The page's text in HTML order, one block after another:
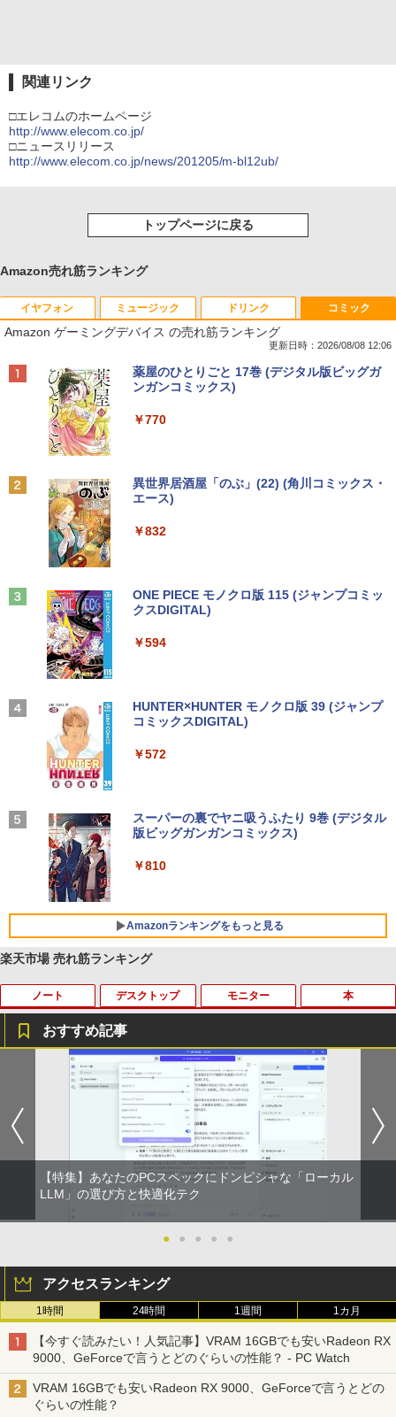
関連リンク
□エレコムのホームページ
http://www.elecom.co.jp/
□ニュースリリース
http://www.elecom.co.jp/news/201205/m-bl12ub/
トップページに戻る
Amazon売れ筋ランキング
イヤフォン
Anker Soundcore P40i オフホワイト
Anker Soundcore P31i ブラック
Anker Soundcore Liberty 5 ミッドナイトブ
ラック
￥14,990
【2026年アップグレード版】AOKIMI ワイヤ
レスイヤホン bluetooth イヤホン V12 小型
るーとゅーす コードレス ENCノイズキャン
￥1,964
リング ANC 36時間再生
￥3,480
ミュージック
BRUCE WAYNE feat. Flo Milli, ATL Jacob
[Explicit]
￥250
BRUCE WAYNE feat. Flo Milli, ATL Jacob
[Explicit]
￥250
On My Road (Stadium ver.)
On My Road (Stadium ver.)
BUGS LIFE
ドリンク
by Amazon 天然水 ラベルレス 500ml ×24本
富士山の天然水 バナジウム含有 水 ミネラル
ットル (Smart Basic)
【Amazon.co.jp限定】 い・ろ・は・す 2L P
by Amazon 天然水ラベルレス 2L×9本
￥1,117
by Amazon 炭酸水 ラベルレス 500ml ×24本
art Basic)
コカ・コーラ やかんの麦茶 from 爽健美茶 ラ
コミック
Amazon ゲーミングデバイス の売れ筋ランキング
更新日時：2026/08/08 12:06
薬屋のひとりごと 17巻 (デジタル版ビッグガ
ンガンコミックス)
￥770
異世界居酒屋「のぶ」(22) (角川コミックス・
エース)
￥832
ONE PIECE モノクロ版 115 (ジャンプコミッ
クスDIGITAL)
￥594
HUNTER×HUNTER モノクロ版 39 (ジャンプ
コミックスDIGITAL)
￥572
スーパーの裏でヤニ吸うふたり 9巻 (デジタル
版ビッグガンガンコミックス)
￥810
Amazonランキングをもっと見る
楽天市場 売れ筋ランキング
ノート
【期間限定破格金額！】新生活 新古品 W
in11搭載 パソコンノートパソコンoffice
付き 初心者向けノートPC 初期設定済 1
5.6型 インテル高速CPU ランダムで発送
メモリ4GB～ 高速SSD1TB 最大 フルHD
Webカメラ zoom 軽量薄型 無線 型番更
新で在庫処分
￥9,980
5U 1.6GHz/8GB/256GB(SSD)/12.1W/W
UXGA(1920x1200)/Win11 外装割れあり
【中古】【20260729】
￥12,300
3
Panasonic Let's note CF-SZ6/12.1型F
デスクトップ
【Dell Core-i7 & 24インチ2台液晶PCセ
ット】intel Core i7-7700、RAM:16G
B、SSD:選択可能(256GBor512GBor1T
B)/フルHD（1920x1080）液晶モニタ/光
学ドライブ/5.8Ghz WI-FI/Bluetooth/Wi
ndows11 Pro & KINGSOFT WPS Offic
e/HDMI/デスクトップパソコン(再生中古
品)
￥41,800
【初期設定済み】デスクトップパソコン
一体型 2026新品 パソコン 一体型PC 24
型 21.5型 Windows11 Office付き｜フル
HD液晶一体型 インテル Core i5 Core i7
B｜ キーボード マウス付 2年保証 安い P
C 初期設定済み テレワーク 在宅勤務
￥47,700
モニター
NEC LCD-AS193Mi 19インチ スクエア
LED液晶モニター 薄型 液晶ディスプレイ
非光沢 IPSパネル SXGA 1280×1024 DVI
VGA VESA準拠【中古】
￥3,200
080 フルHD HDMI PCモニター 中古ディ
スプレイ
￥6,600
ASUS エイスース 液晶ディスプレイ Ey
e Care [ 21.45型 / フルHD(1920×1080) /
ワイド ] ブラック VP227HF
￥10,980
本
ちいかわ なんか小さくてかわいいやつ
（4） （ワイドKC） [ ナガノ ]
￥1,210
ちいかわ なんか小さくてかわいいやつ
￥1,210
3
ちいかわ なんか小さくてかわいいやつ
（2） （ワイドKC） [ ナガノ ]
￥1,210
おすすめ記事
【特集】あなたのPCスペックにドンピシャな「ローカル
LLM」の選び方と快適化テク
● ● ● ● ●
アクセスランキング
1時間 24時間 1週間 1カ月
【今すぐ読みたい！人気記事】VRAM 16GBでも安いRadeon RX
9000、GeForceで言うとどのぐらいの性能？ - PC Watch
VRAM 16GBでも安いRadeon RX 9000、GeForceで言うとどの
ぐらいの性能？